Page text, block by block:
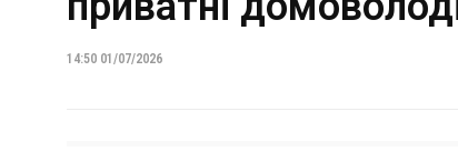
14:50 01/07/2026